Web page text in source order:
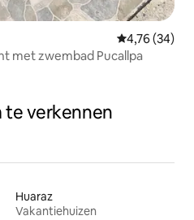
Gemiddelde
4,76 (34)
met zwembad Pucallpa
te verkennen
Huaraz
Vakantiehuizen